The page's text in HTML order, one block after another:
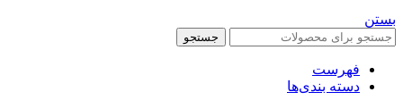
بستن
جستجو
فهرست
دسته بندی‌ها